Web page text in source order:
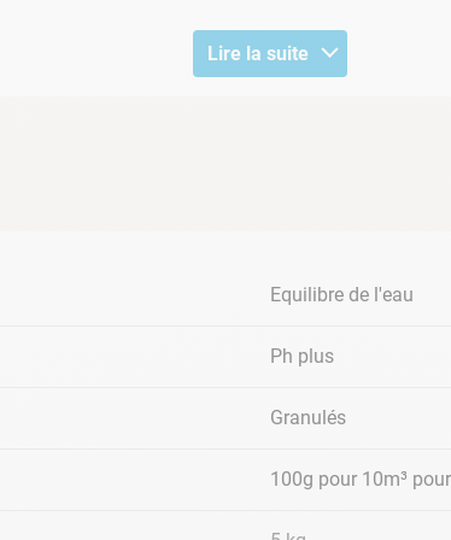
apport d'eau neuve et après chaque pluie.
Lire la suite
Equilibre de l'eau
Ph plus
Granulés
100g pour 10m³